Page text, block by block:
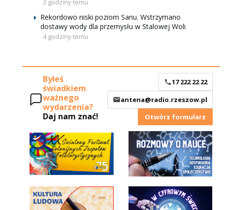
3 godziny temu
Rekordowo niski poziom Sanu. Wstrzymano
dostawy wody dla przemysłu w Stalowej Woli
4 godziny temu
Byłeś
świadkiem
ważnego
wydarzenia?
Daj nam znać!
17 222 22 22
antena@radio.rzeszow.pl
Otwórz formularz